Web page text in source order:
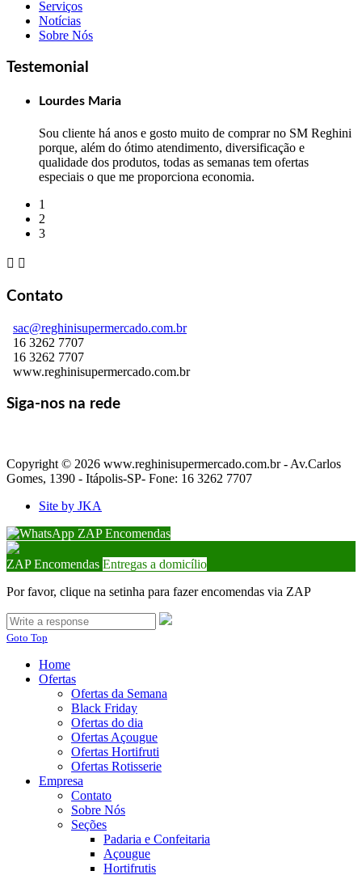
Serviços
Notícias
Sobre Nós
Testemonial
Lourdes Maria
Sou cliente há anos e gosto muito de comprar no SM Reghini
porque, além do ótimo atendimento, diversificação e
qualidade dos produtos, todas as semanas tem ofertas
especiais o que me proporciona economia.
1
2
3
 
Contato
sac@reghinisupermercado.com.br
16 3262 7707
16 3262 7707
www.reghinisupermercado.com.br
Siga-nos na rede
Copyright © 2026 www.reghinisupermercado.com.br - Av.Carlos
Gomes, 1390 - Itápolis-SP- Fone: 16 3262 7707
Site by JKA
ZAP Encomendas
ZAP Encomendas Entregas a domicílio
Por favor, clique na setinha para fazer encomendas via ZAP
Goto Top
Home
Ofertas
Ofertas da Semana
Black Friday
Ofertas do dia
Ofertas Açougue
Ofertas Hortifruti
Ofertas Rotisserie
Empresa
Contato
Sobre Nós
Seções
Padaria e Confeitaria
Açougue
Hortifrutis